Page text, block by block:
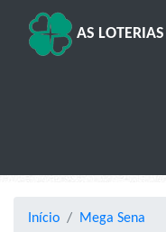
AS LOTERIAS
Início
Mega Sena